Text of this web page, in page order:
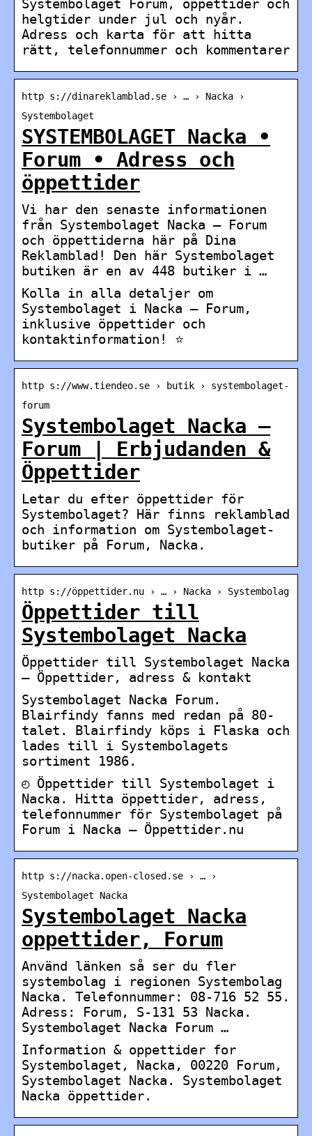
Systembolaget Forum, öppettider och
helgtider under jul och nyår.
Adress och karta för att hitta
rätt, telefonnummer och kommentarer
http s://dinareklamblad.se › … › Nacka ›
Systembolaget
SYSTEMBOLAGET Nacka •
Forum • Adress och
öppettider
Vi har den senaste informationen
från Systembolaget Nacka – Forum
och öppettiderna här på Dina
Reklamblad! Den här Systembolaget
butiken är en av 448 butiker i …
Kolla in alla detaljer om
Systembolaget i Nacka – Forum,
inklusive öppettider och
kontaktinformation! ⭐
http s://www.tiendeo.se › butik › systembolaget-
forum
Systembolaget Nacka –
Forum | Erbjudanden &
Öppettider
Letar du efter öppettider för
Systembolaget? Här finns reklamblad
och information om Systembolaget-
butiker på Forum, Nacka.
http s://öppettider.nu › … › Nacka › Systembolag
Öppettider till
Systembolaget Nacka
Öppettider till Systembolaget Nacka
– Öppettider, adress & kontakt
Systembolaget Nacka Forum.
Blairfindy fanns med redan på 80-
talet. Blairfindy köps i Flaska och
lades till i Systembolagets
sortiment 1986.
◴ Öppettider till Systembolaget i
Nacka. Hitta öppettider, adress,
telefonnummer för Systembolaget på
Forum i Nacka – Öppettider.nu
http s://nacka.open-closed.se › … ›
Systembolaget Nacka
Systembolaget Nacka
oppettider, Forum
Använd länken så ser du fler
systembolag i regionen Systembolag
Nacka. Telefonnummer: 08-716 52 55.
Adress: Forum, S-131 53 Nacka.
Systembolaget Nacka Forum …
Information & oppettider for
Systembolaget, Nacka, 00220 Forum,
Systembolaget Nacka. Systembolaget
Nacka öppettider.